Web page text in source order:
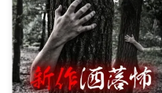
いる」だとか誰もおらんとこに挨
拶したりなどなんかわざとらしい
感じがあって当然ながら信じてな
かった。でもいいやつではあった
し頻繁に遊びに行ったりもして
た。 そしてゴールデンウィーク